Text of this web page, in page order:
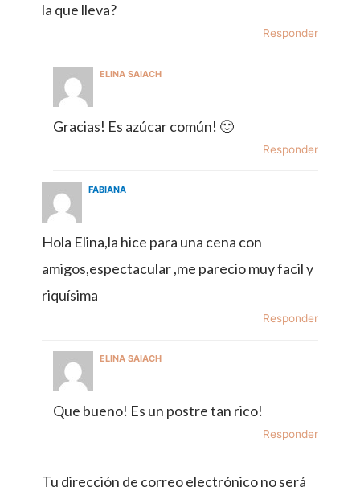
la que lleva?
Responder
ELINA SAIACH
Gracias! Es azúcar común! 🙂
Responder
FABIANA
Hola Elina,la hice para una cena con
amigos,espectacular ,me parecio muy facil y
riquísima
Responder
ELINA SAIACH
Que bueno! Es un postre tan rico!
Responder
Tu dirección de correo electrónico no será